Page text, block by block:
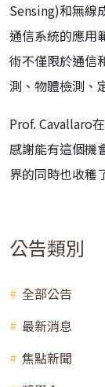
Sensing)和無線
通信系統的應用
術不僅限於通信
測、物體檢測、
Prof. Cavallaro
感謝能有這個機
界的同時也收穫
公告類別
全部公告
最新消息
焦點新聞